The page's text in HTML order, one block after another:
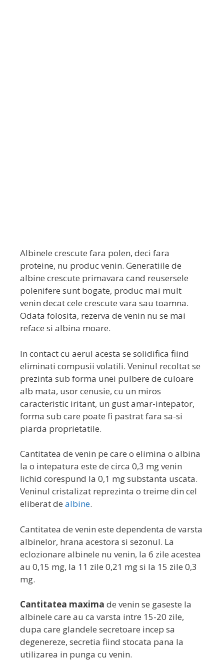
Albinele crescute fara polen, deci fara
proteine, nu produc venin. Generatiile de
albine crescute primavara cand reusersele
polenifere sunt bogate, produc mai mult
venin decat cele crescute vara sau toamna.
Odata folosita, rezerva de venin nu se mai
reface si albina moare.
In contact cu aerul acesta se solidifica fiind
eliminati compusii volatili. Veninul recoltat se
prezinta sub forma unei pulbere de culoare
alb mata, usor cenusie, cu un miros
caracteristic iritant, un gust amar-intepator,
forma sub care poate fi pastrat fara sa-si
piarda proprietatile.
Cantitatea de venin pe care o elimina o albina
la o intepatura este de circa 0,3 mg venin
lichid corespund la 0,1 mg substanta uscata.
Veninul cristalizat reprezinta o treime din cel
eliberat de albine.
Cantitatea de venin este dependenta de varsta
albinelor, hrana acestora si sezonul. La
eclozionare albinele nu venin, la 6 zile acestea
au 0,15 mg, la 11 zile 0,21 mg si la 15 zile 0,3
mg.
Cantitatea maxima de venin se gaseste la
albinele care au ca varsta intre 15-20 zile,
dupa care glandele secretoare incep sa
degenereze, secretia fiind stocata pana la
utilizarea in punga cu venin.